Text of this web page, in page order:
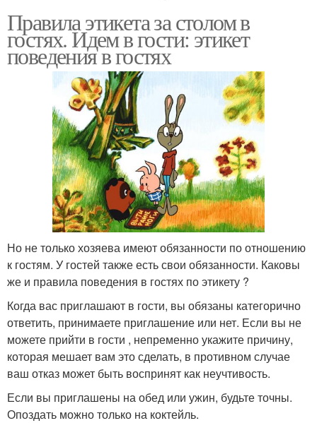
Правила этикета за столом в
гостях. Идем в гости: этикет
поведения в гостях
Но не только хозяева имеют обязанности по отношению
к гостям. У гостей также есть свои обязанности. Каковы
же и правила поведения в гостях по этикету ?
Когда вас приглашают в гости, вы обязаны категорично
ответить, принимаете приглашение или нет. Если вы не
можете прийти в гости , непременно укажите причину,
которая мешает вам это сделать, в противном случае
ваш отказ может быть воспринят как неучтивость.
Если вы приглашены на обед или ужин, будьте точны.
Опоздать можно только на коктейль.